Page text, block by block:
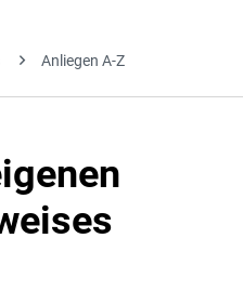
Anliegen A-Z